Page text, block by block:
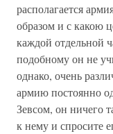
располагается
образом и с какою
каждой отдельной
подобному он не
однако, очень
армию постоянно
Зевсом, он ничего
к нему и спросите